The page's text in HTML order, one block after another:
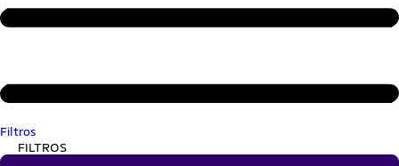
Filtros
FILTROS